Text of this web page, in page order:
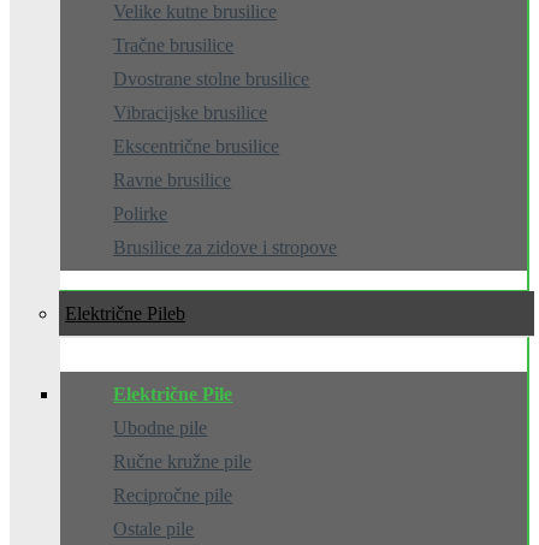
Velike kutne brusilice
Tračne brusilice
Dvostrane stolne brusilice
Vibracijske brusilice
Ekscentrične brusilice
Ravne brusilice
Polirke
Brusilice za zidove i stropove
Električne Pile
Električne Pile
Ubodne pile
Ručne kružne pile
Recipročne pile
Ostale pile